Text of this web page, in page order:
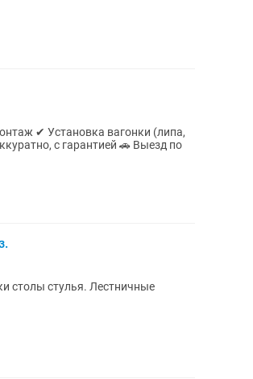
✔ Установка вагонки (липа,
с гарантией 🚗 Выезд по
столы стулья. Лестничные